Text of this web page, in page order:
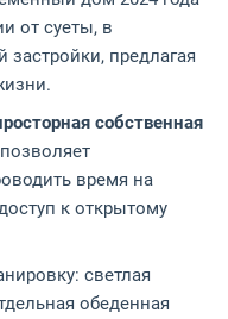
от суеты, в
предлагая
собственная
время на
к открытому
светлая
обеденная